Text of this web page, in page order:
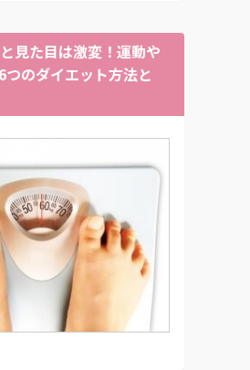
見た目は激変！運動や
のダイエット方法と